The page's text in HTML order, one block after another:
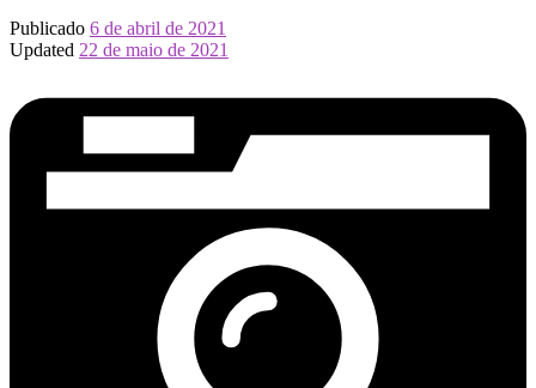
Publicado 6 de abril de 2021
Updated 22 de maio de 2021